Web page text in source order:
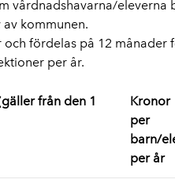
vårdnadshavarna/eleverna
kommunen.
fördelas på 12 månader
per år.
från den 1
Kronor
per
barn/
per år